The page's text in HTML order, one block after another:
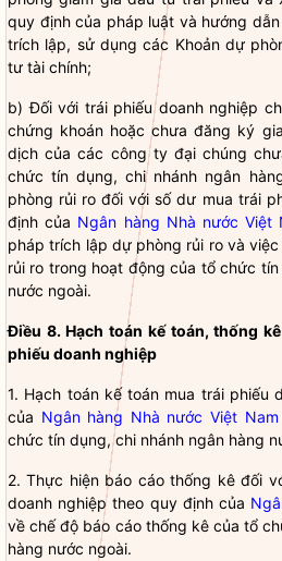
quy định của pháp luật và hướng
trích lập, sử dụng các Khoản dự
tư tài chính;
b) Đối với trái phiếu doanh nghiệp
chứng khoán hoặc chưa đăng ký
dịch của các công ty đại chúng
chức tín dụng,chi nhánh ngân
phòng rủi ro đối với số dư mua trái
định của Ngân hàng Nhà nước Việt
pháp trích lập dự phòng rủi ro và
rủi ro trong hoạt động của tổ chức tín
nước ngoài.
Điều 8. Hạch toán kế toán, thống
phiếu doanh nghiệp
1. Hạch toán kế toán mua trái phiếu
của Ngân hàng Nhà nước Việt Nam
chức tín dụng,chi nhánh ngân hàng
2. Thực hiện báo cáo thống kê đối
doanh nghiệptheo quy định của
về chế độ báo cáo thống kê củatổ
hàng nước ngoài.